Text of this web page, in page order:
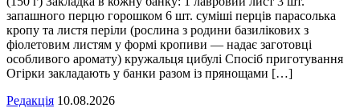
запашного перцю горошком 6 шт. суміші перців парасолька
кропу та листя періли (рослина з родини базилікових з
фіолетовим листям у формі кропиви — надає заготовці
особливого аромату) кружальця цибулі Спосіб приготування
Огірки закладають у банки разом із прянощами […]
Редакція 10.08.2026